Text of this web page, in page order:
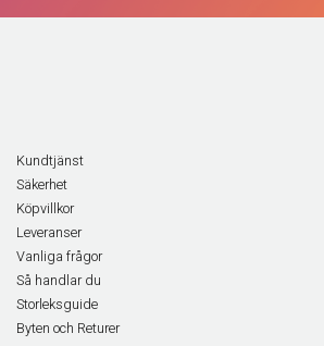
Kundtjänst
Säkerhet
Köpvillkor
Leveranser
Vanliga frågor
Så handlar du
Storleksguide
Byten och Returer